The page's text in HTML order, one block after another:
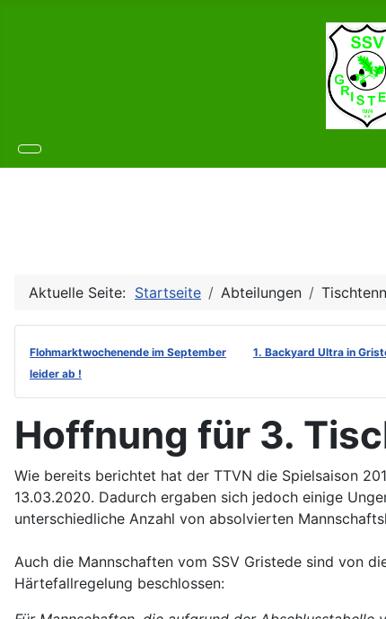
Aktuelle Seite: Startseite Abteilungen
Flohmarktwochenende im September 1. Backyard Ultra in
leider ab !
Hoffnung für 3.
Wie bereits berichtet hat der TTVN die Spielsaison
13.03.2020. Dadurch ergaben sich jedoch einige
unterschiedliche Anzahl von absolvierten
Auch die Mannschaften vom SSV Gristede sind von
Härtefallregelung beschlossen: